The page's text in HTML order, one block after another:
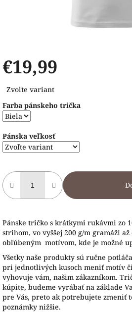
€19,99
cena:
Zvoľte variant
Farba pánskeho trička
Pánska veľkosť
Pánske tričko s krátkymi rukávmi zo
strihom, vo vyššej 200 g/m gramáži
obľúbeným motívom, kde je možné
Všetky naše produkty sú ručne
pri jednotlivých kusoch meniť motív
vyhovuje vám, našim zákazníkom.
kúpite, budeme vyrábať na základe
pre Vás, preto ak potrebujete zmeniť
poznámky nižšie.